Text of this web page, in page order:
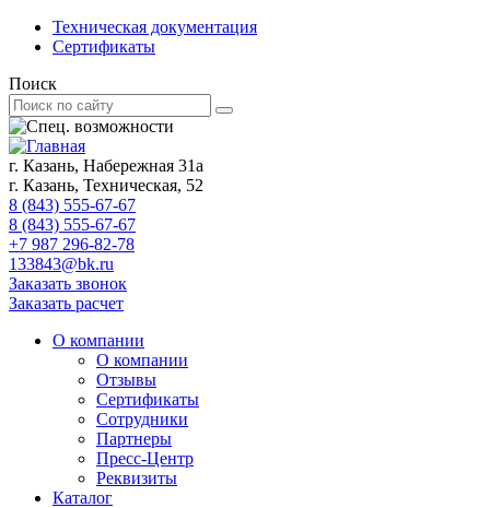
Техническая документация
Сертификаты
Поиск
г. Казань, Набережная 31а
г. Казань, Техническая, 52
8 (843) 555-67-67
8 (843) 555-67-67
+7 987 296-82-78
133843@bk.ru
Заказать звонок
Заказать расчет
О компании
О компании
Отзывы
Сертификаты
Сотрудники
Партнеры
Пресс-Центр
Реквизиты
Каталог